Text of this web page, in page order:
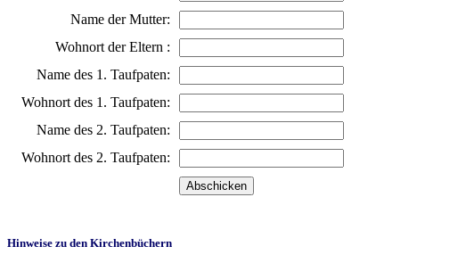
Name der Mutter:
Wohnort der Eltern :
Name des 1. Taufpaten:
Wohnort des 1. Taufpaten:
Name des 2. Taufpaten:
Wohnort des 2. Taufpaten:
Hinweise zu den Kirchenbüchern